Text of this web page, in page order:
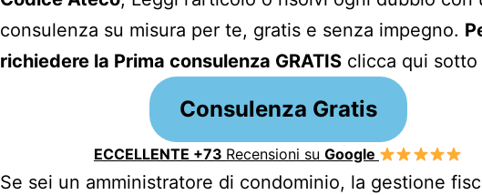
consulenza su misura per te, gratis e senza impegno.
richiedere la Prima consulenza GRATIS clicca qui sotto
Consulenza Gratis
ECCELLENTE +73 Recensioni su Google
Se sei un amministratore di condominio, la gestione